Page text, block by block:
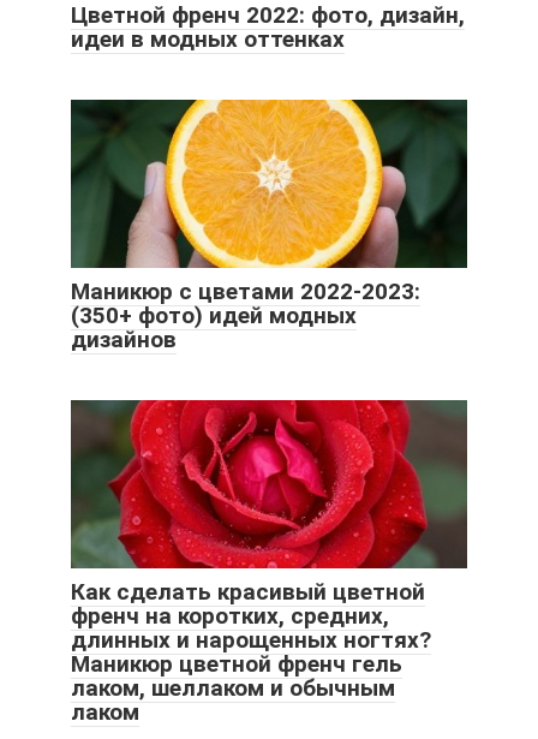
Цветной френч 2022: фото, дизайн,
идеи в модных оттенках
Маникюр с цветами 2022-2023:
(350+ фото) идей модных
дизайнов
Как сделать красивый цветной
френч на коротких, средних,
длинных и нарощенных ногтях?
Маникюр цветной френч гель
лаком, шеллаком и обычным
лаком